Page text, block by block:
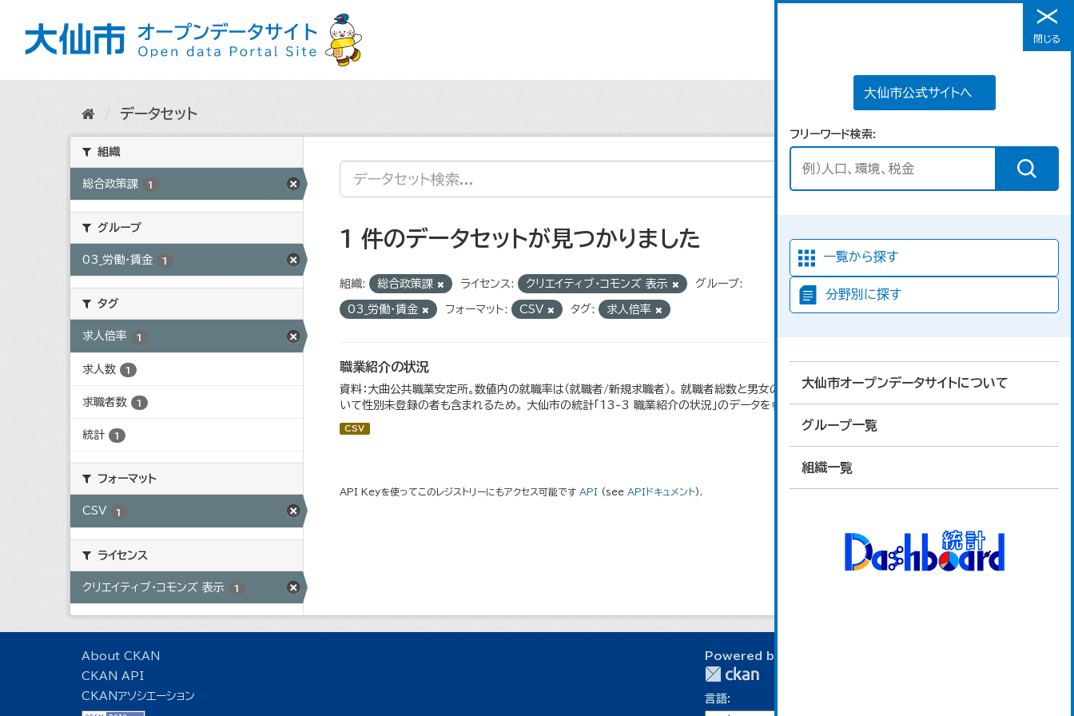
メニュー
大仙市公式サイトへ
フリーワード検索
一覧から探す
分野別に探す
大仙市オープンデータサイトについて
グループ一覧
組織一覧
閉じる
データセット
組織
総合政策課 1
グループ
03_労働・賃金 1
タグ
求人倍率 1
求人数 1
求職者数 1
統計 1
フォーマット
CSV 1
ライセンス
クリエイティブ・コモンズ 表示 1
1 件のデータセットが見つかりました
組織: 総合政策課 ライセンス: クリエイティブ・コモンズ 表示 グループ:
03_労働・賃金 フォーマット: CSV タグ: 求人倍率
職業紹介の状況
資料：大曲公共職業安定所。数値内の就職率は（就職者/新規求職者）。 就職者総数と男女の合計が一致しないのは、求職登録にお
いて性別未登録の者も含まれるため。 大仙市の統計「13-3 職業紹介の状況」のデータを参照しています。
CSV
API Keyを使ってこのレジストリーにもアクセス可能です API (see APIドキュメント).
About CKAN
CKAN API
CKANアソシエーション
Powered by
言語